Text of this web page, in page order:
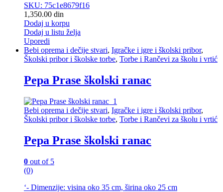
SKU: 75c1e8679f16
1,350.00 din
Dodaj u korpu
Dodaj u listu želja
Uporedi
Bebi oprema i dečije stvari, Igračke i igre i školski pribor,
Školski pribor i školske torbe, Torbe i Rančevi za školu i vrtić
Pepa Prase školski ranac
Bebi oprema i dečije stvari, Igračke i igre i školski pribor,
Školski pribor i školske torbe, Torbe i Rančevi za školu i vrtić
Pepa Prase školski ranac
0 out of 5
(0)
‘- Dimenzije: visina oko 35 cm, širina oko 25 cm